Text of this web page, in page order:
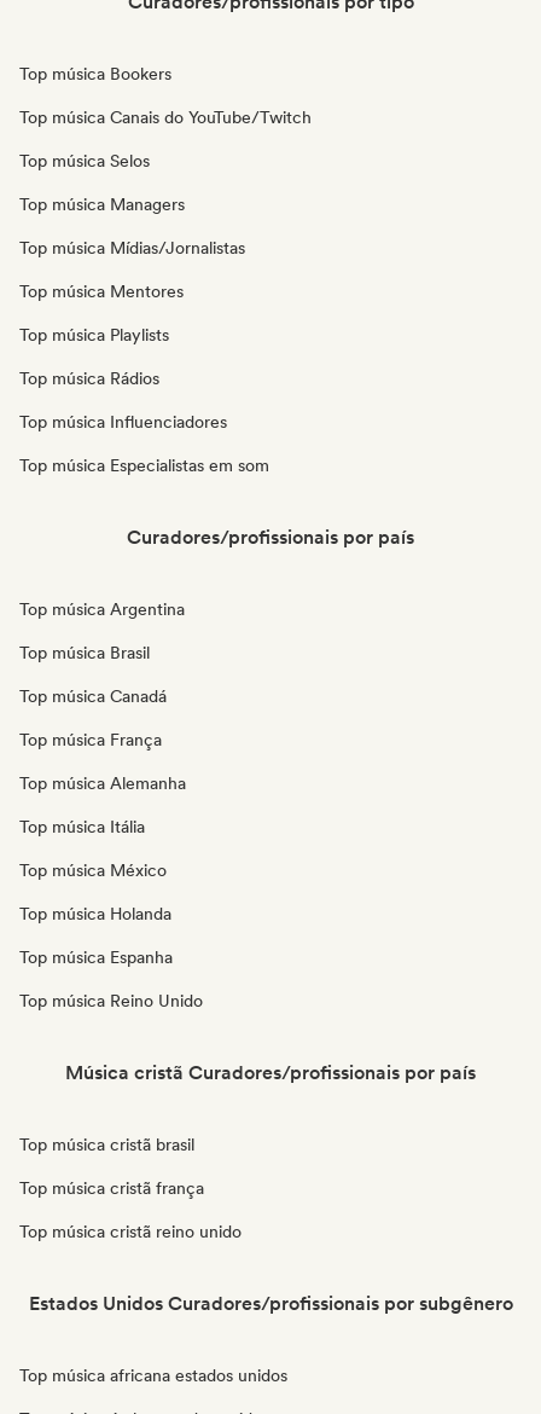
Top música Bookers
Top música Canais do YouTube/Twitch
Top música Selos
Top música Managers
Top música Mídias/Jornalistas
Top música Mentores
Top música Playlists
Top música Rádios
Top música Influenciadores
Top música Especialistas em som
Curadores/profissionais por país
Top música Argentina
Top música Brasil
Top música Canadá
Top música França
Top música Alemanha
Top música Itália
Top música México
Top música Holanda
Top música Espanha
Top música Reino Unido
Música cristã Curadores/profissionais por país
Top música cristã brasil
Top música cristã frança
Top música cristã reino unido
Estados Unidos Curadores/profissionais por subgênero
Top música africana estados unidos